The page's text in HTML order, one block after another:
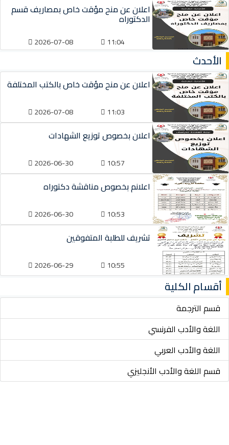
اعلان عن منح مؤقت خاص بمصاريف قسم
الدكتوراه
11:04
2026-07-08
الأحدث
اعلان عن منح مؤقت خاص بالكتب المختلفة
11:03
2026-07-08
اعلان بخصوص توزيع الشهادات
10:57
2026-06-30
اعلانم بخصوص مناقشة دكتوراه
10:53
2026-06-30
تشريف للطلبة المتفوقين
10:55
2026-06-29
أقسام الكلية
قسم الترجمة
اللغة والأدب الفرنسي
اللغة والأدب العربي
قسم اللغة والأدب الأنجليزي